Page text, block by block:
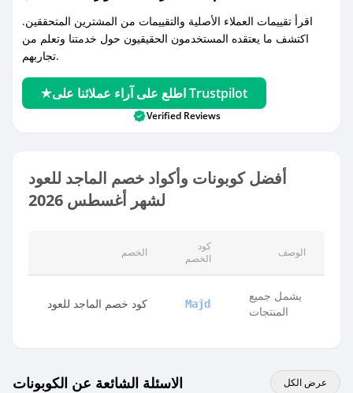
اقرأ تقييمات العملاء الأصلية والتقييمات من المشترين المتحققين.
اكتشف ما يعتقده المستخدمون الحقيقيون حول خدمتنا وتعلم من
تجاربهم.
اطلع على آراء عملائنا على Trustpilot
Verified Reviews
أفضل كوبونات وأكواد خصم الماجد للعود
لشهر أغسطس 2026
الخصم
كود
الخصم
الوصف
كود خصم الماجد للعود Majd
يشمل جميع
المنتجات
الاسئلة الشائعة عن الكوبونات عرض الكل